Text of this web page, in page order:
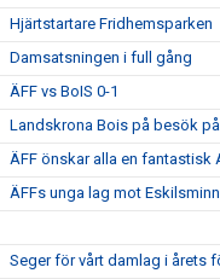
Hjärtstartare Fridhemsparken
Damsatsningen i full gång
ÄFF vs BoIS 0-1
Landskrona Bois på besök
ÄFF önskar alla en fantastisk
ÄFFs unga lag mot
Seger för vårt damlag i årets